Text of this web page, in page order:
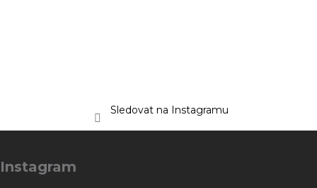
Sledovat na Instagramu
á
p
Instagram